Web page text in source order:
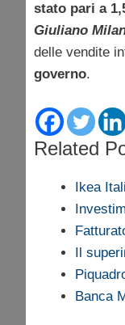
stato pari a
Giuliano
delle vendite
governo.
Related
Ikea
Il
Banca